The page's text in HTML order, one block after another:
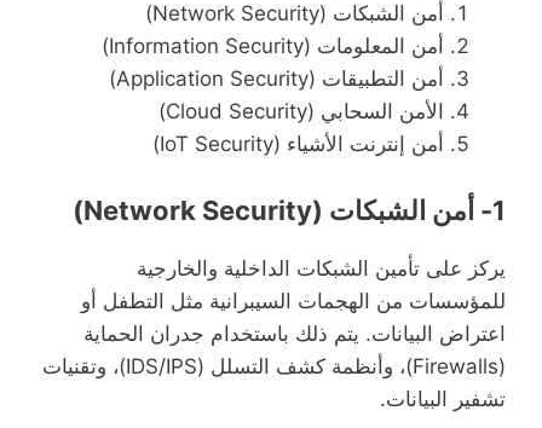
أمن الشبكات (Network Security)
أمن المعلومات (Information Security)
أمن التطبيقات (Application Security)
الأمن السحابي (Cloud Security)
أمن إنترنت الأشياء (IoT Security)
1- أمن الشبكات (Network Security)
يركز على تأمين الشبكات الداخلية والخارجية
للمؤسسات من الهجمات السيبرانية مثل التطفل أو
اعتراض البيانات. يتم ذلك باستخدام جدران الحماية
(Firewalls)، وأنظمة كشف التسلل (IDS/IPS)، وتقنيات
تشفير البيانات.